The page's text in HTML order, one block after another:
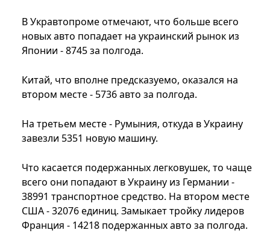
В Укравтопроме отмечают, что больше всего
новых авто попадает на украинский рынок из
Японии - 8745 за полгода.
Китай, что вполне предсказуемо, оказался на
втором месте - 5736 авто за полгода.
На третьем месте - Румыния, откуда в Украину
завезли 5351 новую машину.
Что касается подержанных легковушек, то чаще
всего они попадают в Украину из Германии -
38991 транспортное средство. На втором месте
США - 32076 единиц. Замыкает тройку лидеров
Франция - 14218 подержанных авто за полгода.